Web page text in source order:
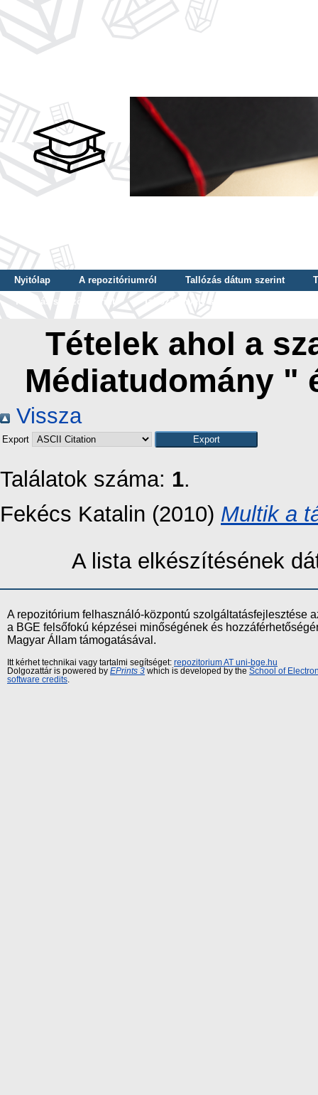
Nyitólap A repozitóriumról Tallózás dátum szerint
Tallózás szerző szerint
Tallózás nyelv szerint
Tételek ahol a
Médiatudomány "
Vissza
Export
Találatok száma: 1.
Fekécs Katalin (2010) Multik a
A lista elkészítésének
A repozitórium felhasználó-központú szolgáltatásfejlesztése
a BGE felsőfokú képzései minőségének és
Magyar Állam támogatásával.
Itt kérhet technikai vagy tartalmi segítséget: repozitorium AT uni-bge.hu
Dolgozattár is powered by EPrints 3 which is developed by the School of
software credits